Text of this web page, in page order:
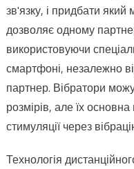
зв'язку, і придбати
дозволяє одному
використовуючи
смартфоні, незалежно
партнер. Вібратори
розмірів, але їх
стимуляції через
Технологія